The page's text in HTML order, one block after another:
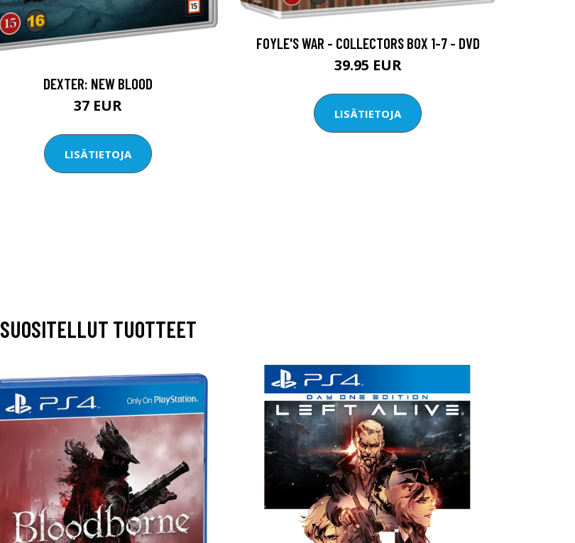
DEXTER: NEW BLOOD
37 EUR
LISÄTIETOJA
FOYLE'S WAR - COLLECTORS BOX 1-7 - DVD
39.95 EUR
LISÄTIETOJA
SUOSITELLUT TUOTTEET